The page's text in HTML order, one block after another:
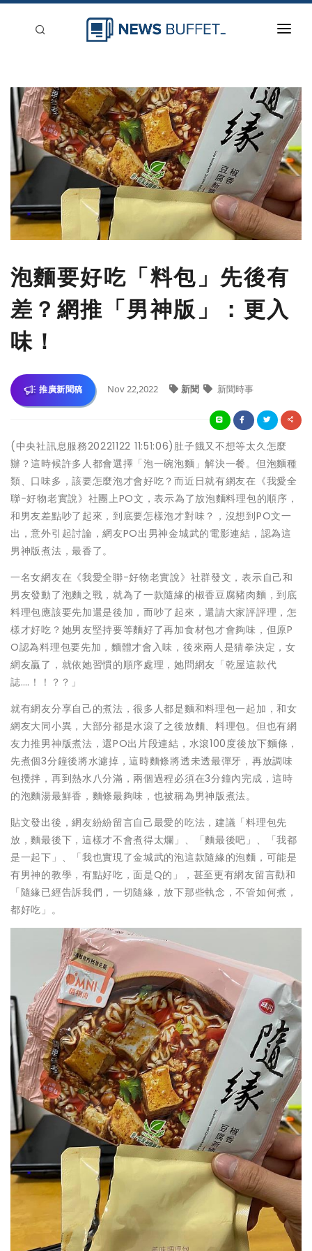
新聞稿分類
登入
刊登
泡麵要好吃「料包」先後有
差？網推「男神版」：更入
味！
推廣新聞稿 Nov 22,2022 新聞 新聞時事
(中央社訊息服務20221122 11:51:06)肚子餓又不想等太久怎麼
辦？這時候許多人都會選擇「泡一碗泡麵」解決一餐。但泡麵種
類、口味多，該要怎麼泡才會好吃？而近日就有網友在《我愛全
聯-好物老實說》社團上PO文，表示為了放泡麵料理包的順序，
和男友差點吵了起來，到底要怎樣泡才對味？，沒想到PO文一
出，意外引起討論，網友PO出男神金城武的電影連結，認為這
男神版煮法，最香了。
一名女網友在《我愛全聯-好物老實說》社群發文，表示自己和
男友發動了泡麵之戰，就為了一款隨緣的椒香豆腐豬肉麵，到底
料理包應該要先加還是後加，而吵了起來，還請大家評評理，怎
樣才好吃？她男友堅持要等麵好了再加食材包才會夠味，但原P
O認為料理包要先加，麵體才會入味，後來兩人是猜拳決定，女
網友贏了，就依她習慣的順序處理，她問網友「乾屋這款代
誌….！！？？」
就有網友分享自己的煮法，很多人都是麵和料理包一起加，和女
網友大同小異，大部分都是水滾了之後放麵、料理包。但也有網
友力推男神版煮法，還PO出片段連結，水滾100度後放下麵條，
先煮個3分鐘後將水濾掉，這時麵條將透未透最彈牙，再放調味
包攪拌，再到熱水八分滿，兩個過程必須在3分鐘內完成，這時
的泡麵湯最鮮香，麵條最夠味，也被稱為男神版煮法。
貼文發出後，網友紛紛留言自己最愛的吃法，建議「料理包先
放，麵最後下，這樣才不會煮得太爛」、「麵最後吧」、「我都
是一起下」、「我也實現了金城武的泡這款隨緣的泡麵，可能是
有男神的教學，有點好吃，面是Q的」，甚至更有網友留言勸和
「隨緣已經告訴我們，一切隨緣，放下那些執念，不管如何煮，
都好吃」。